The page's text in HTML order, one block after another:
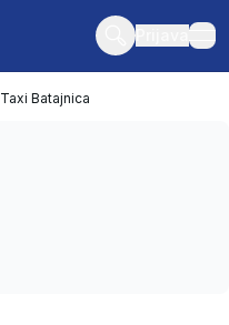
Taxi Batajnica